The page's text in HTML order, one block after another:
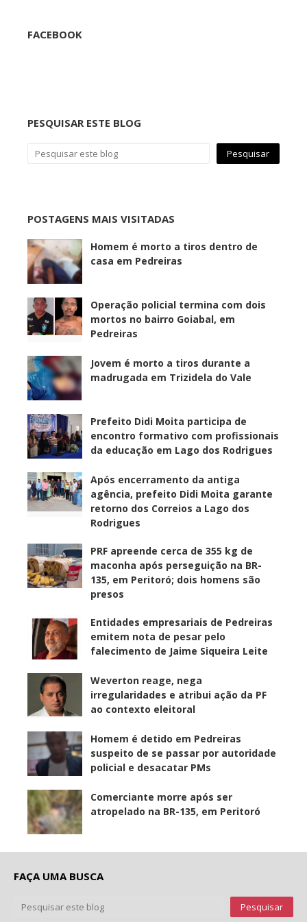
FACEBOOK
PESQUISAR ESTE BLOG
POSTAGENS MAIS VISITADAS
Homem é morto a tiros dentro de
casa em Pedreiras
Operação policial termina com dois
mortos no bairro Goiabal, em
Pedreiras
Jovem é morto a tiros durante a
madrugada em Trizidela do Vale
Prefeito Didi Moita participa de
encontro formativo com profissionais
da educação em Lago dos Rodrigues
Após encerramento da antiga
agência, prefeito Didi Moita garante
retorno dos Correios a Lago dos
Rodrigues
PRF apreende cerca de 355 kg de
maconha após perseguição na BR-
135, em Peritoró; dois homens são
presos
Entidades empresariais de Pedreiras
emitem nota de pesar pelo
falecimento de Jaime Siqueira Leite
Weverton reage, nega
irregularidades e atribui ação da PF
ao contexto eleitoral
Homem é detido em Pedreiras
suspeito de se passar por autoridade
policial e desacatar PMs
Comerciante morre após ser
atropelado na BR-135, em Peritoró
FAÇA UMA BUSCA